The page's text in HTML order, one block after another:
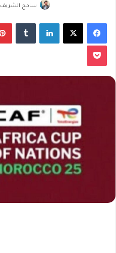
سامح الشريف
فيسبوك لينكدإن